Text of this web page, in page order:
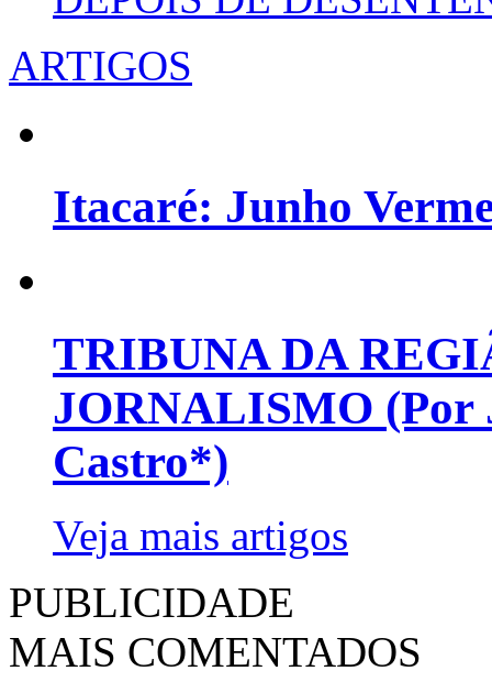
ARTIGOS
Itacaré: Junho
TRIBUNA DA
JORNALISMO (Por
Castro*)
Veja mais artigos
PUBLICIDADE
MAIS COMENTADOS